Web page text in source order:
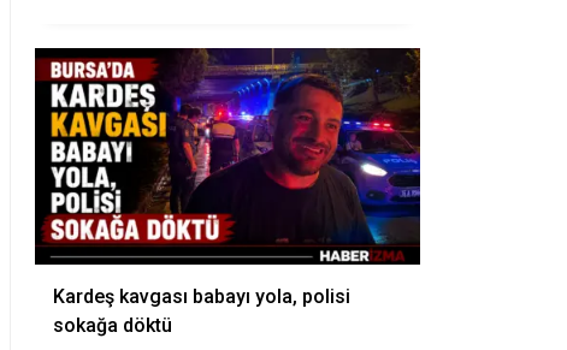
Kardeş kavgası babayı yola, polisi
sokağa döktü